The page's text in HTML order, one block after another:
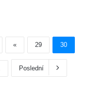
« 29 30
Poslední